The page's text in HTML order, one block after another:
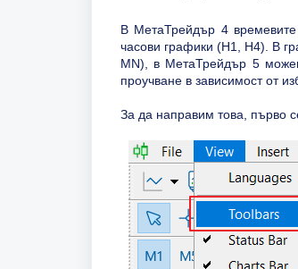
В МетаТрейдър 4
часови графики (H1, H4). В
MN), в МетаТрейдър 5
проучване в зависимост от
За да направим това, първо